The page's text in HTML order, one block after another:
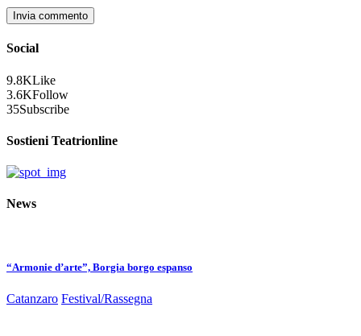
Social
9.8KLike
3.6KFollow
35Subscribe
Sostieni Teatrionline
News
“Armonie d’arte”, Borgia borgo espanso
Catanzaro Festival/Rassegna